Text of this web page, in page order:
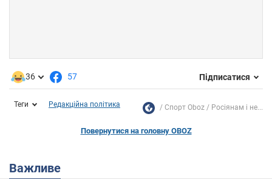
36 57 Підписатися
Теги Редакційна політика Спорт Oboz Росіянам і не...
Повернутися на головну OBOZ
Важливе